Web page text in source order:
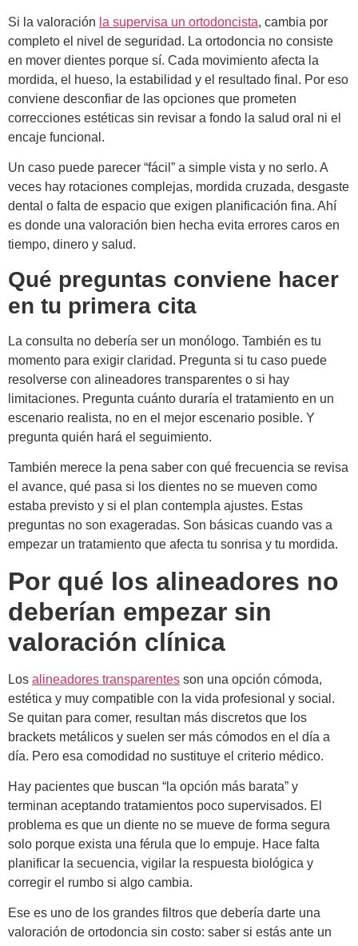
Si la valoración la supervisa un ortodoncista, cambia por
completo el nivel de seguridad. La ortodoncia no consiste
en mover dientes porque sí. Cada movimiento afecta la
mordida, el hueso, la estabilidad y el resultado final. Por eso
conviene desconfiar de las opciones que prometen
correcciones estéticas sin revisar a fondo la salud oral ni el
encaje funcional.
Un caso puede parecer “fácil” a simple vista y no serlo. A
veces hay rotaciones complejas, mordida cruzada, desgaste
dental o falta de espacio que exigen planificación fina. Ahí
es donde una valoración bien hecha evita errores caros en
tiempo, dinero y salud.
Qué preguntas conviene hacer
en tu primera cita
La consulta no debería ser un monólogo. También es tu
momento para exigir claridad. Pregunta si tu caso puede
resolverse con alineadores transparentes o si hay
limitaciones. Pregunta cuánto duraría el tratamiento en un
escenario realista, no en el mejor escenario posible. Y
pregunta quién hará el seguimiento.
También merece la pena saber con qué frecuencia se revisa
el avance, qué pasa si los dientes no se mueven como
estaba previsto y si el plan contempla ajustes. Estas
preguntas no son exageradas. Son básicas cuando vas a
empezar un tratamiento que afecta tu sonrisa y tu mordida.
Por qué los alineadores no
deberían empezar sin
valoración clínica
Los alineadores transparentes son una opción cómoda,
estética y muy compatible con la vida profesional y social.
Se quitan para comer, resultan más discretos que los
brackets metálicos y suelen ser más cómodos en el día a
día. Pero esa comodidad no sustituye el criterio médico.
Hay pacientes que buscan “la opción más barata” y
terminan aceptando tratamientos poco supervisados. El
problema es que un diente no se mueve de forma segura
solo porque exista una férula que lo empuje. Hace falta
planificar la secuencia, vigilar la respuesta biológica y
corregir el rumbo si algo cambia.
Ese es uno de los grandes filtros que debería darte una
valoración de ortodoncia sin costo: saber si estás ante un